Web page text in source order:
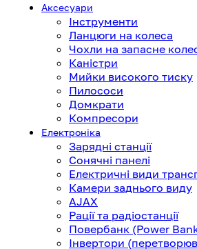
Аксесуари
Інструменти
Ланцюги на колеса
Чохли на запасне
Каністри
Мийки високого тиску
Пилососи
Домкрати
Компресори
Електроніка
Зарядні станції
Сонячні панелі
Електричні види
Камери заднього виду
AJAX
Рації та радіостанції
Повербанк (Power
Інвертори